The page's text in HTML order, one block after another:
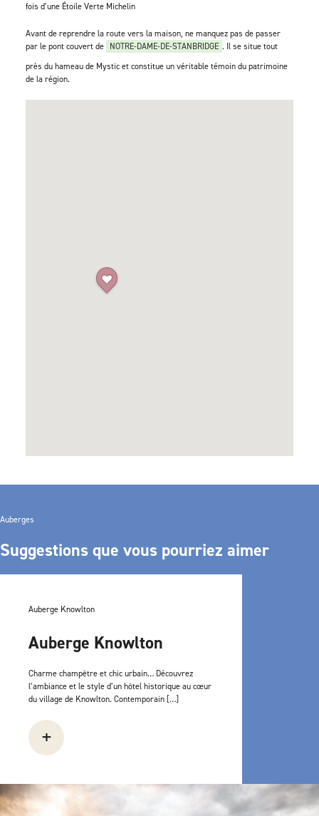
fois d’une Étoile Verte Michelin
Avant de reprendre la route vers la maison, ne manquez pas de passer
par le pont couvert de NOTRE-DAME-DE-STANBRIDGE . Il se situe tout
près du hameau de Mystic et constitue un véritable témoin du patrimoine
de la région.
Auberges
Suggestions que vous pourriez aimer
Auberge Knowlton
Auberge Knowlton
Charme champêtre et chic urbain… Découvrez
l’ambiance et le style d’un hôtel historique au cœur
du village de Knowlton. Contemporain […]
+